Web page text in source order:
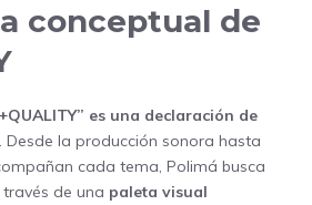
conceptual de
es una declaración de
. Desde la producción sonora hasta
cada tema, Polimá busca
de una paleta visual